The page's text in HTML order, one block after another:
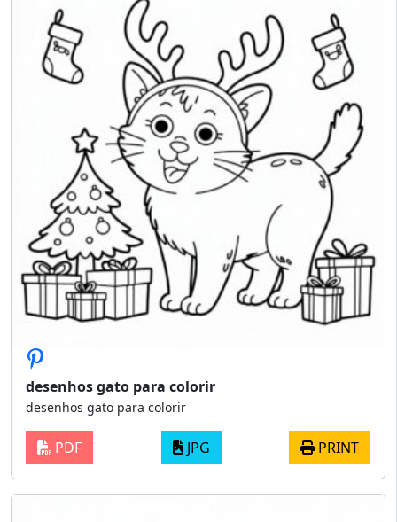
desenhos gato para colorir
desenhos gato para colorir
PDF JPG PRINT